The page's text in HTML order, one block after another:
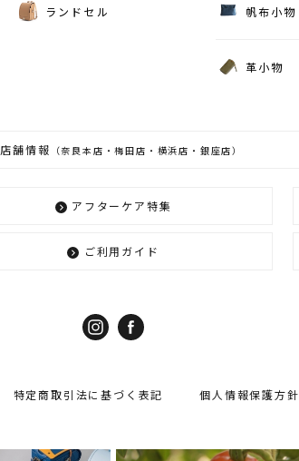
ランドセル 帆布小物
革小物
店舗情報 （奈良本店・梅田店・横浜店・銀座店）
アフターケア特集
ご利用ガイド
特定商取引法に基づく表記 個人情報保護方針